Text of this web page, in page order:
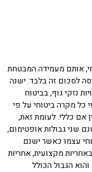
אותם מעמידה המבטחת
לסכום זה בלבד. ישנה
נזקי גוף, בביטוח
כל מקרה ביטוחי על פי
אם כללי. לעומת זאת,
שני גבולות אופטימום,
עצמו כאשר ישנם
מקצועית, אחריות
הגבול הכולל